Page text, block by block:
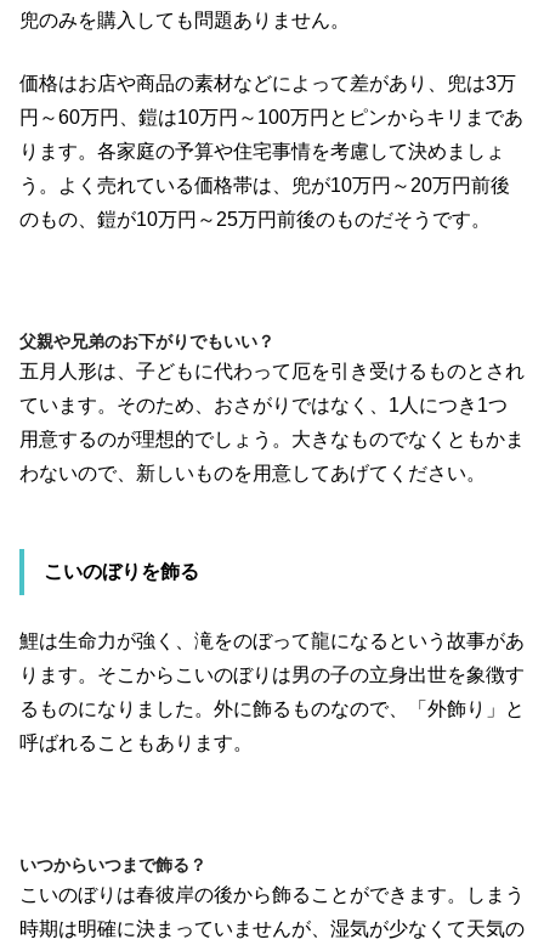
兜のみを購入しても問題ありません。
価格はお店や商品の素材などによって差があり、兜は3万
円～60万円、鎧は10万円～100万円とピンからキリまであ
ります。各家庭の予算や住宅事情を考慮して決めましょ
う。よく売れている価格帯は、兜が10万円～20万円前後
のもの、鎧が10万円～25万円前後のものだそうです。
父親や兄弟のお下がりでもいい？
五月人形は、子どもに代わって厄を引き受けるものとされ
ています。そのため、おさがりではなく、1人につき1つ
用意するのが理想的でしょう。大きなものでなくともかま
わないので、新しいものを用意してあげてください。
こいのぼりを飾る
鯉は生命力が強く、滝をのぼって龍になるという故事があ
ります。そこからこいのぼりは男の子の立身出世を象徴す
るものになりました。外に飾るものなので、「外飾り」と
呼ばれることもあります。
いつからいつまで飾る？
こいのぼりは春彼岸の後から飾ることができます。しまう
時期は明確に決まっていませんが、湿気が少なくて天気の